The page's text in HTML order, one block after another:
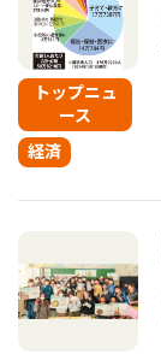
トップニュ
ース
経済